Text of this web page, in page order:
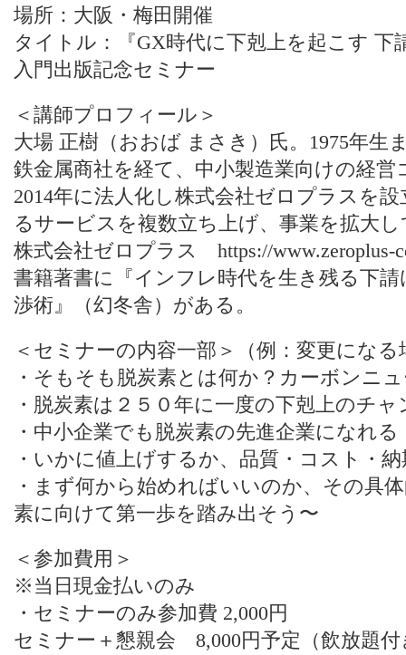
場所：大阪・梅田開催
タイトル：『GX時代に下剋上を起こす 下
入門出版記念セミナー
＜講師プロフィール＞
大場 正樹（おおば まさき）氏。1975年生
鉄金属商社を経て、中小製造業向けの経
2014年に法人化し株式会社ゼロプラスを
るサービスを複数立ち上げ、事業を拡大
株式会社ゼロプラス https://www.zeroplus-
書籍著書に『インフレ時代を生き残る下
渉術』（幻冬舎）がある。
＜セミナーの内容一部＞（例：変更にな
・そもそも脱炭素とは何か？カーボンニ
・脱炭素は２５０年に一度の下剋上のチャ
・中小企業でも脱炭素の先進企業になれ
・いかに値上げするか、品質・コスト・
・まず何から始めればいいのか、その具
素に向けて第一歩を踏み出そう〜
＜参加費用＞
※当日現金払いのみ
・セミナーのみ参加費 2,000円
セミナー＋懇親会 8,000円予定（飲放題付